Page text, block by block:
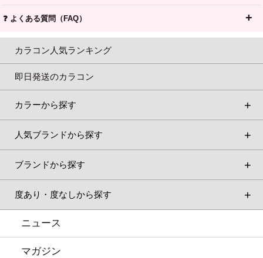
❓ よくある質問（FAQ）
カラコン人気ランキング
即日発送のカラコン
カラーから探す
人気ブランドから探す
ブランドから探す
度あり・度なしから探す
ニュース
マガジン